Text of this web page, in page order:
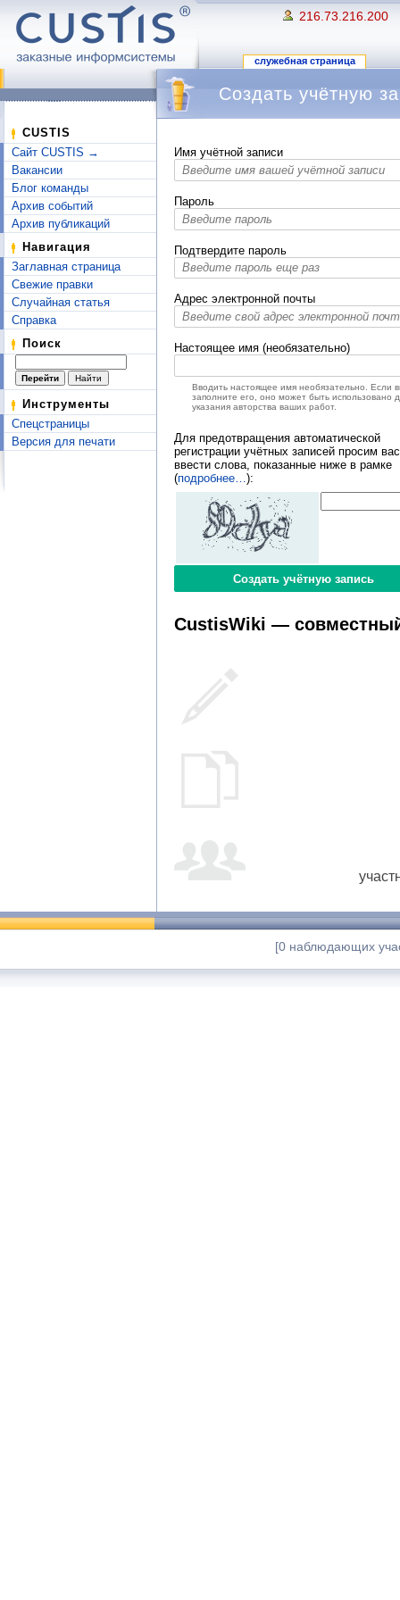
216.73.216.200
служебная страница
CUSTIS
Сайт CUSTIS →
Вакансии
Блог команды
Архив событий
Архив публикаций
Навигация
Заглавная страница
Свежие правки
Случайная статья
Справка
Поиск
Инструменты
Спецстраницы
Версия для печати
Создать учётную
Имя учётной записи
Пароль
Подтвердите пароль
Адрес электронной почты
Настоящее имя (необязательно)
Вводить настоящее имя необязательно. Если
заполните его, оно может быть использовано
указания авторства ваших работ.
Для предотвращения автоматической
регистрации учётных записей просим вас
ввести слова, показанные ниже в рамке
(подробнее… ):
CustisWiki —
[0 наблюдающих